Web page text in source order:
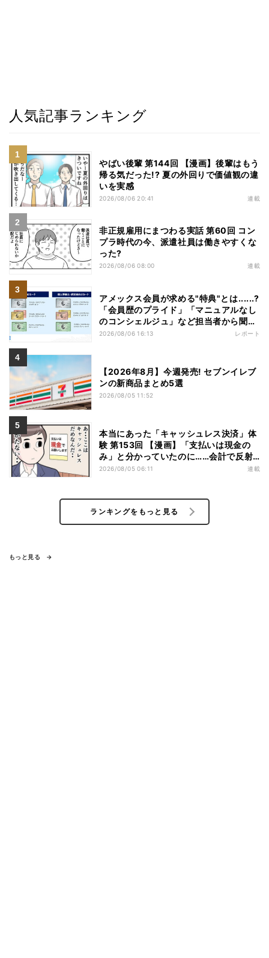
人気記事ランキング
やばい後輩 第144回 【漫画】後輩はもう
帰る気だった!? 夏の外回りで価値観の違
いを実感
2026/08/06 20:41 連載
非正規雇用にまつわる実話 第60回 コン
プラ時代の今、派遣社員は働きやすくな
った?
2026/08/06 08:00 連載
アメックス会員が求める"特典"とは......?
「会員歴のプライド」「マニュアルなし
のコンシェルジュ」など担当者から聞い
た"裏話"も
2026/08/06 16:13 レポート
【2026年8月】今週発売! セブンイレブ
ンの新商品まとめ5選
2026/08/05 11:52
本当にあった「キャッシュレス決済」体
験 第153回 【漫画】「支払いは現金の
み」と分かっていたのに……会計で反射
的に出してしまったものは
2026/08/05 06:11 連載
ランキングをもっと見る
もっと見る